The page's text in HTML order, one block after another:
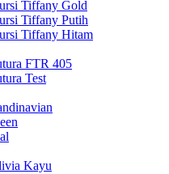
Tiffany Gold
Tiffany Putih
Tiffany Hitam
FTR 405
Test
Kayu